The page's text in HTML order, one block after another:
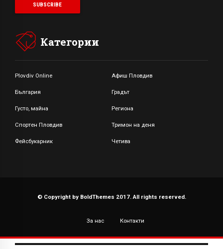
Категории
Plovdiv Online Афиш Пловдив
България Градът
Густо, майна Региона
Спортен Пловдив Тримон на деня
Фейсбукарник Четива
© Copyright by BoldThemes 2017. All rights reserved.
За нас Контакти